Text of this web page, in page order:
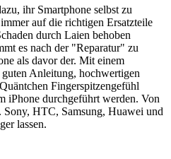
ihr Smartphone selbst zu
auf die richtigen Ersatzteile
durch Laien behoben
es nach der "Reparatur" zu
als davor der. Mit einem
Anleitung, hochwertigen
Fingerspitzengefühl
iPhone durchgeführt werden. Von
Sony, HTC, Samsung, Huawei und
lassen.